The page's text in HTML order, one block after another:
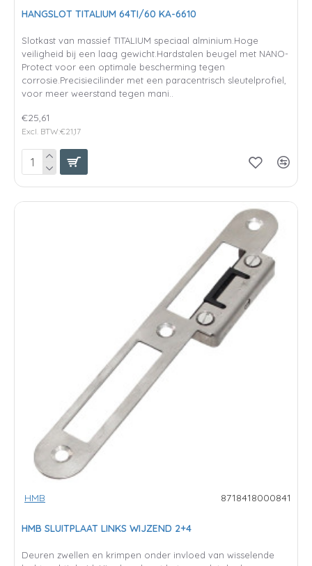
HANGSLOT TITALIUM 64TI/60 KA-6610
Slotkast van massief TITALIUM speciaal alminium.Hoge
veiligheid bij een laag gewicht.Hardstalen beugel met NANO-
Protect voor een optimale bescherming tegen
corrosie.Precisiecilinder met een paracentrisch sleutelprofiel,
voor meer weerstand tegen mani..
€25,61
Excl. BTW:€21,17
HMB 8718418000841
HMB SLUITPLAAT LINKS WIJZEND 2+4
Deuren zwellen en krimpen onder invloed van wisselende